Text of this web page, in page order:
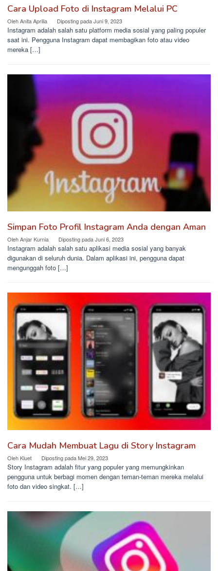
Cara Upload Foto di Instagram Melalui PC
OlehAnita Aprilia Diposting padaJuni 9, 2023
Instagram adalah salah satu platform media sosial yang paling populer
saat ini. Pengguna Instagram dapat membagikan foto atau video
mereka […]
Simpan Foto Profil Instagram Anda dengan Aman
OlehAnjar Kurnia Diposting padaJuni 6, 2023
Instagram adalah salah satu aplikasi media sosial yang banyak
digunakan di seluruh dunia. Dalam aplikasi ini, pengguna dapat
mengunggah foto […]
Cara Mudah Membuat Lagu di Story Instagram
Oleh Kluet Diposting padaMei 29, 2023
Story Instagram adalah fitur yang populer yang memungkinkan
pengguna untuk berbagi momen dengan teman-teman mereka melalui
foto dan video singkat. […]